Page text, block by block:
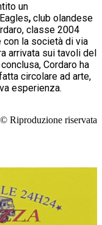
un
, club olandese
classe 2004
con la società di via
arrivata sui tavoli del
Cordaro ha
circolare ad arte,
esperienza.
© Riproduzione riservata